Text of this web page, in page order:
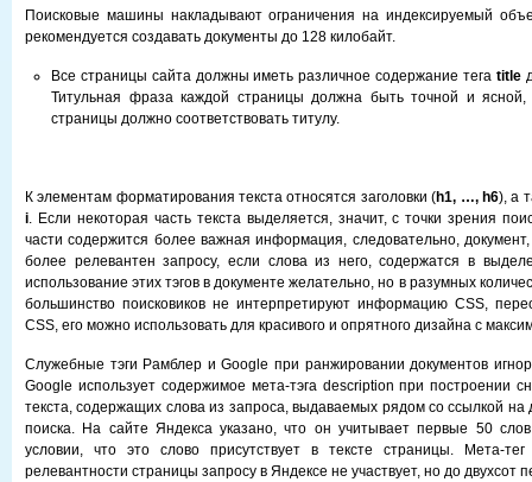
Поисковые машины накладывают ограничения на индексируемый
рекомендуется создавать документы до 128 килобайт.
Все страницы сайта должны иметь различное содержание тега title
Титульная фраза каждой страницы должна быть точной и
страницы должно соответствовать титулу.
К элементам форматирования текста относятся заголовки (h1, …, h6), а
i. Если некоторая часть текста выделяется, значит, с точки зрения
части содержится более важная информация, следовательно,
более релевантен запросу, если слова из него, содержатся в
использование этих тэгов в документе желательно, но в разумных
большинство поисковиков не интерпретируют информацию CSS,
CSS, его можно использовать для красивого и опрятного дизайна с
Служебные тэги Рамблер и Google при ранжировании документов
Google использует содержимое мета-тэга description при построении
текста, содержащих слова из запроса, выдаваемых рядом со ссылкой на
поиска. На сайте Яндекса указано, что он учитывает первые 50
условии, что это слово присутствует в тексте страницы. Мета-
релевантности страницы запросу в Яндексе не участвует, но до двухсот